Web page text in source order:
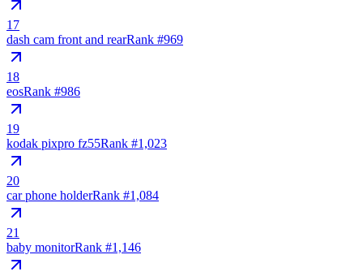
17
dash cam front and rearRank #969
18
eosRank #986
19
kodak pixpro fz55Rank #1,023
20
car phone holderRank #1,084
21
baby monitorRank #1,146